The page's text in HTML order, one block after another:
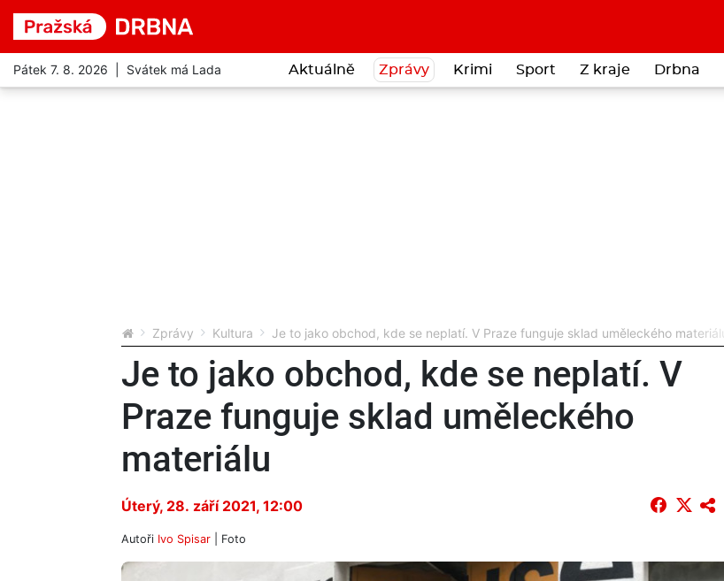
Pátek 7. 8. 2026 | Svátek má Lada Aktuálně Zprávy Krimi Sport Z kraje Drbna
Zprávy Kultura Je to jako obchod, kde se neplatí. V Praze funguje sklad uměleckého materiálu
Je to jako obchod, kde se neplatí. V
Praze funguje sklad uměleckého
materiálu
Úterý, 28. září 2021, 12:00
Autoři Ivo Spisar | Foto